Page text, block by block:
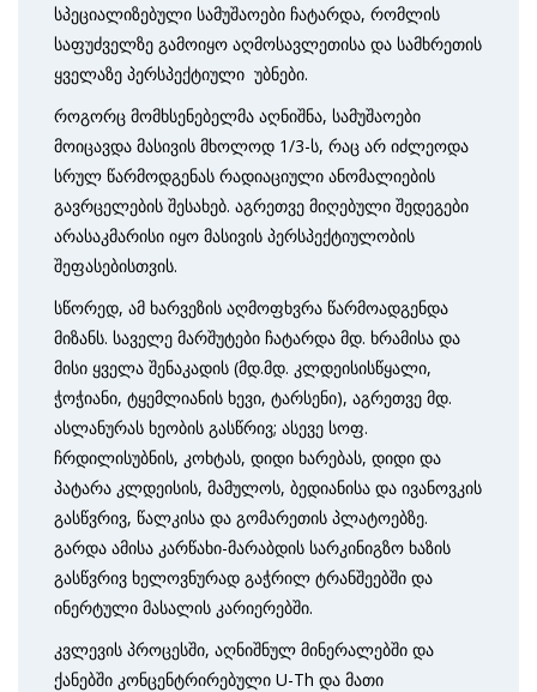
სპეციალიზებული სამუშაოები ჩატარდა, რომლის
საფუძველზე გამოიყო აღმოსავლეთისა და სამხრეთის
ყველაზე პერსპექტიული უბნები.
როგორც მომხსენებელმა აღნიშნა, სამუშაოები
მოიცავდა მასივის მხოლოდ 1/3-ს, რაც არ იძლეოდა
სრულ წარმოდგენას რადიაციული ანომალიების
გავრცელების შესახებ. აგრეთვე მიღებული შედეგები
არასაკმარისი იყო მასივის პერსპექტიულობის
შეფასებისთვის.
სწორედ, ამ ხარვეზის აღმოფხვრა წარმოადგენდა
მიზანს. საველე მარშუტები ჩატარდა მდ. ხრამისა და
მისი ყველა შენაკადის (მდ.მდ. კლდეისისწყალი,
ჭოჭიანი, ტყემლიანის ხევი, ტარსენი), აგრეთვე მდ.
ასლანურას ხეობის გასწრივ; ასევე სოფ.
ჩრდილისუბნის, კოხტას, დიდი ხარებას, დიდი და
პატარა კლდეისის, მამულოს, ბედიანისა და ივანოვკის
გასწვრივ, წალკისა და გომარეთის პლატოებზე.
გარდა ამისა კარწახი-მარაბდის სარკინიგზო ხაზის
გასწვრივ ხელოვნურად გაჭრილ ტრანშეებში და
ინერტული მასალის კარიერებში.
კვლევის პროცესში, აღნიშნულ მინერალებში და
ქანებში კონცენტრირებული U-Th და მათი